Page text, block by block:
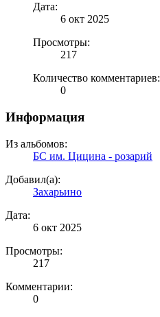
Дата:
6 окт 2025
Просмотры:
217
Количество комментариев:
0
Информация
Из альбомов:
БС им. Цицина - розарий
Добавил(а):
Захарьино
Дата:
6 окт 2025
Просмотры:
217
Комментарии:
0